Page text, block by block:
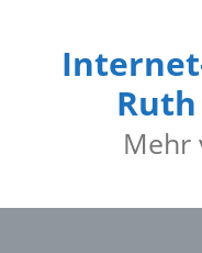
springen
Mehr